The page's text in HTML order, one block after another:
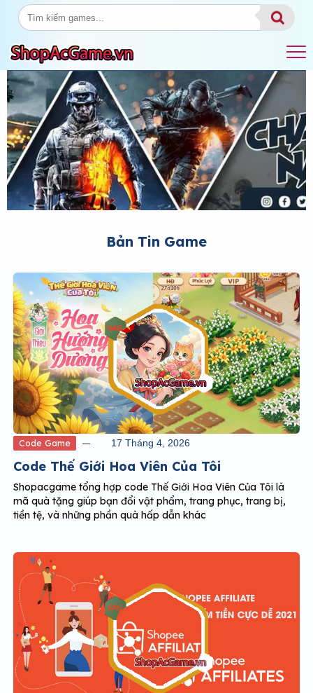
Bản Tin Game
Code Game 17 Tháng 4, 2026
Code Thế Giới Hoa Viên Của Tôi
Shopacgame tổng hợp code Thế Giới Hoa Viên Của Tôi là
mã quà tặng giúp bạn đổi vật phẩm, trang phục, trang bị,
tiền tệ, và những phần quà hấp dẫn khác